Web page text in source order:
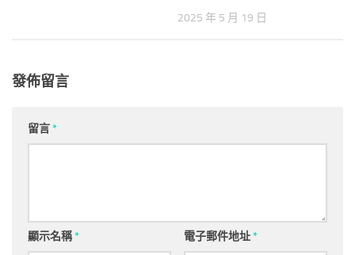
2025 年 5 月 19 日
發佈留言
留言*
顯示名稱* 電子郵件地址*